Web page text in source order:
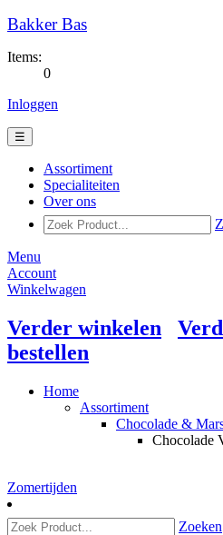
Bakker Bas
Items:
0
Inloggen
☰
Assortiment
Specialiteiten
Over ons
Menu
Account
Winkelwagen
Verder winkelen
bestellen
Home
Assortiment
Chocolade &
Chocolade
Zomertijden
Zoeken